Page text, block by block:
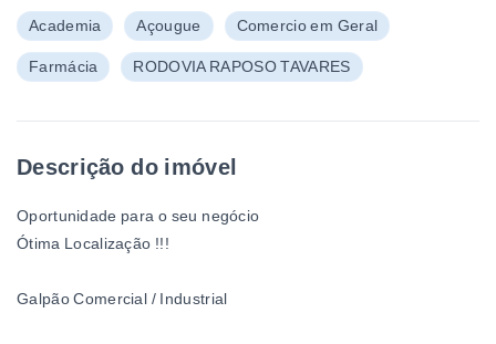
Academia Açougue Comercio em Geral
Farmácia RODOVIA RAPOSO TAVARES
Descrição do imóvel
Oportunidade para o seu negócio
Ótima Localização !!!
Galpão Comercial / Industrial